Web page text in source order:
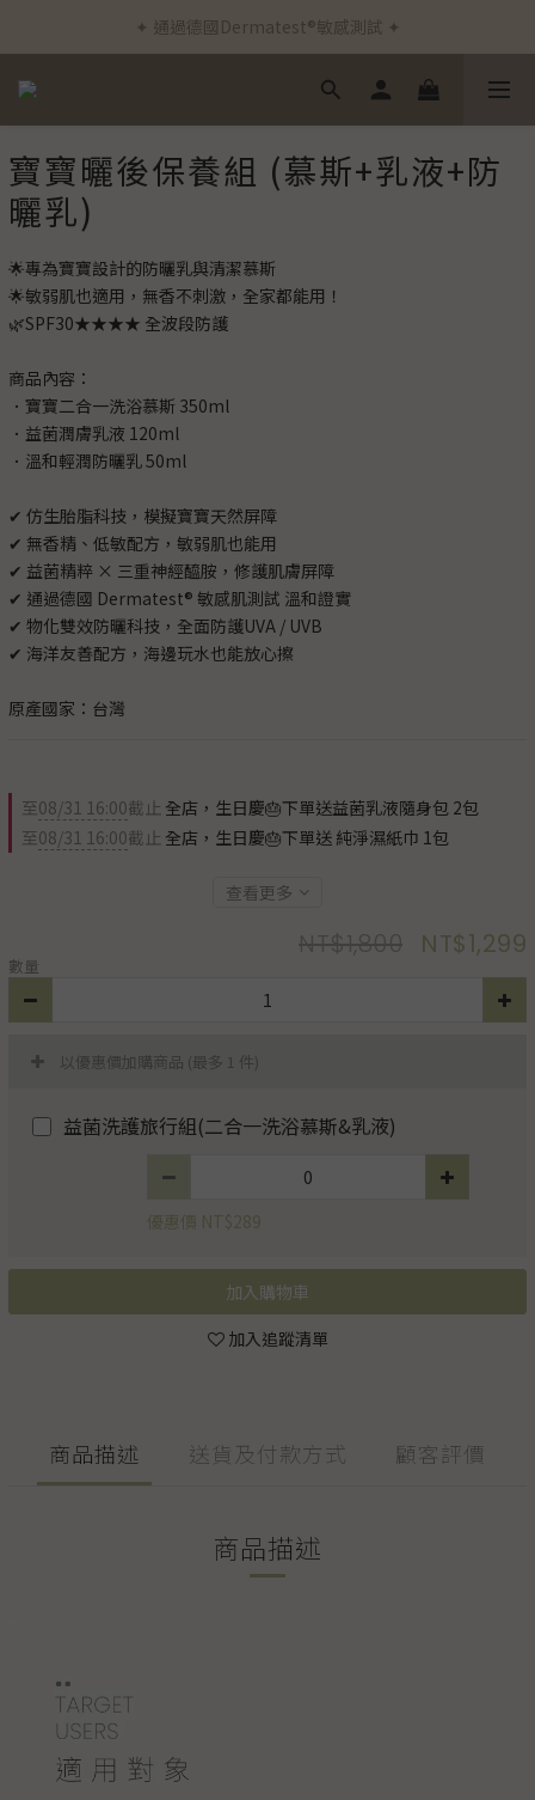
✦ 新客首筆訂單免運費 ✦
✦ 通過德國Dermatest®敏感測試 ✦
✦ 新客首筆訂單免運費 ✦
寶寶曬後保養組 (慕斯+乳液+防
曬乳)
🌟專為寶寶設計的防曬乳與清潔慕斯
🌟敏弱肌也適用，無香不刺激，全家都能用！
🌿SPF30★★★★ 全波段防護
商品內容：
．寶寶二合一洗浴慕斯 350ml
．益菌潤膚乳液 120ml
．溫和輕潤防曬乳 50ml
✔ 仿生胎脂科技，模擬寶寶天然屏障
✔ 無香精、低敏配方，敏弱肌也能用
✔ 益菌精粹 × 三重神經醯胺，修護肌膚屏障
✔ 通過德國 Dermatest® 敏感肌測試 溫和證實
✔ 物化雙效防曬科技，全面防護UVA / UVB
✔ 海洋友善配方，海邊玩水也能放心擦
原產國家：台灣
至08/31 16:00截止 全店，生日慶🎂下單送益菌乳液隨身包 2包
至08/31 16:00截止 全店，生日慶🎂下單送 純淨濕紙巾 1包
查看更多
NT$1,299
NT$1,800
數量
以優惠價加購商品 (最多 1 件)
益菌洗護旅行組(二合一洗浴慕斯&乳液)
優惠價 NT$289
加入購物車
加入追蹤清單
商品描述 送貨及付款方式 顧客評價
商品描述